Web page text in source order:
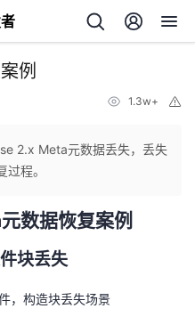
例
1.3w+
2.x Meta元数据丢失，丢失
程。
元数据恢复案例
块丢失
，构造块丢失场景